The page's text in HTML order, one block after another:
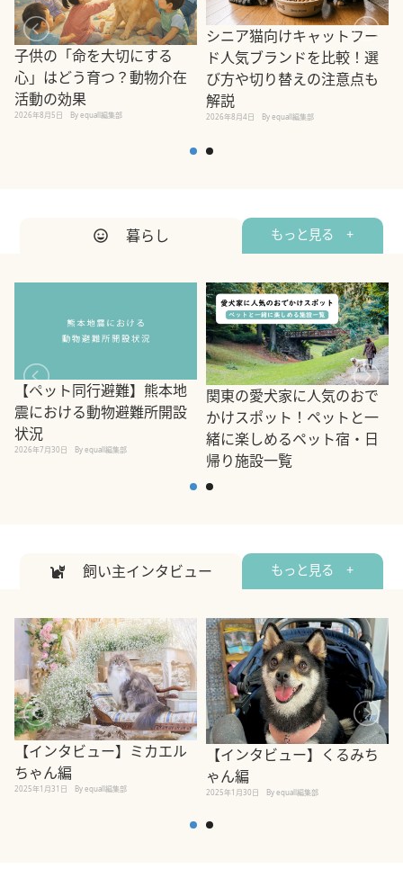
子供の「命を大切にする
心」はどう育つ？動物介在
活動の効果
2026年8月5日 By equall編集部
シニア猫向けキャットフー
ド人気ブランドを比較！選
び方や切り替えの注意点も
解説
2026年8月4日 By equall編集部
暮らし もっと見る +
【ペット同行避難】熊本地
震における動物避難所開設
状況
2026年7月30日 By equall編集部
関東の愛犬家に人気のおで
かけスポット！ペットと一
緒に楽しめるペット宿・日
帰り施設一覧
飼い主インタビュー もっと見る +
【インタビュー】ミカエル
ちゃん編
2025年1月31日 By equall編集部
【インタビュー】くるみち
ゃん編
2025年1月30日 By equall編集部